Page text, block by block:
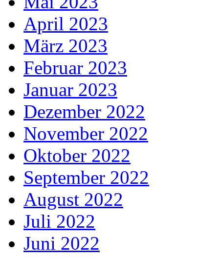
April 2023
März 2023
Februar 2023
Januar 2023
Dezember 2022
November 2022
Oktober 2022
September 2022
August 2022
Juli 2022
Juni 2022